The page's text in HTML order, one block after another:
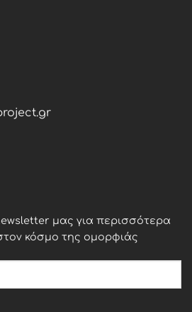
μας για περισσότερα
κόσμο της ομορφιάς